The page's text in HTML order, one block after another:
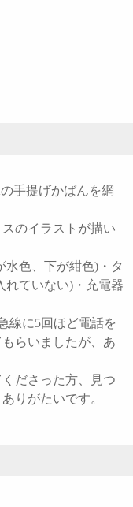
手提げかばんを網
のイラストが描い
水色、下が紺色)・タ
れていない)・充電器
線に5回ほど電話を
らいましたが、あ
ださった方、見つ
りがたいです。